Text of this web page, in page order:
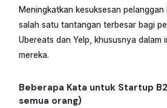
Meningkatkan kesuksesan
salah satu tantangan terbesar bagi
Ubereats dan Yelp, khususnya dalam
mereka.
Beberapa Kata untuk Startup
semua orang)